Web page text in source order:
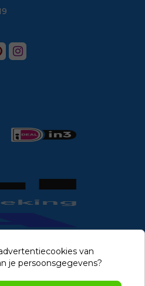
van
je persoonsgegevens?